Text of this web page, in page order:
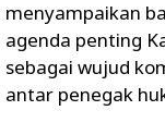
menyampaikan
agenda penting
sebagai wujud
antar penegak